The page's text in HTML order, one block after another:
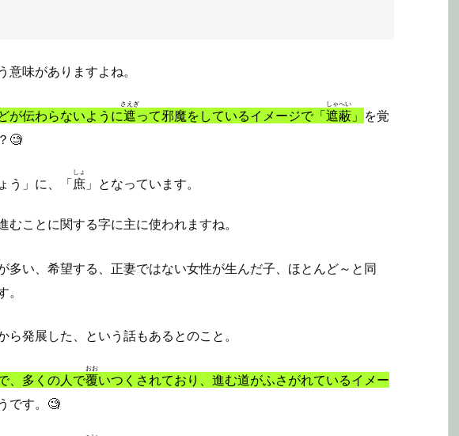
意味がありますよね。
が伝わらないように遮
さえぎ
って邪魔をしているイメージで「遮蔽
しゃへい
」 を覚
🧐
う」に、「庶
しょ
」となっています。
むことに関する字に主に使われますね。
多い、希望する、正妻ではない女性が生んだ子、ほとんど～と同
ら発展した、という話もあるとのこと。
、多くの人で覆
おお
いつくされており、進む道がふさがれているイメー
です。🧐